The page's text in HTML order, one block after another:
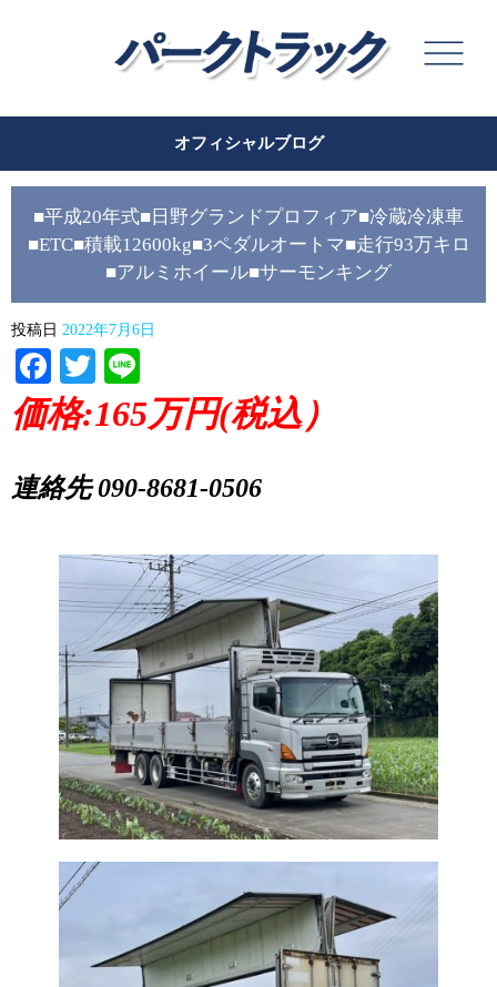
オフィシャルブログ
■平成20年式■日野グランドプロフィア■冷蔵冷凍車
■ETC■積載12600kg■3ペダルオートマ■走行93万キロ
■アルミホイール■サーモンキング
投稿日 2022年7月6日
Facebook
Twitter
価格:165万円(税込）
連絡先 090-8681-0506